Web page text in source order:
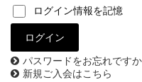
ログイン情報を記憶
パスワードをお忘れです
新規ご入会はこちら